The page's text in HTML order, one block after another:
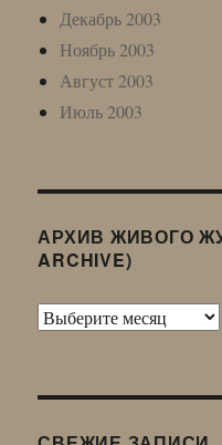
Декабрь 2003
Ноябрь 2003
Август 2003
Июль 2003
АРХИВ ЖИВОГО
ARCHIVE)
Архив
LJ